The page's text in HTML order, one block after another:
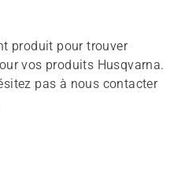
produit pour trouver
vos produits Husqvarna.
pas à nous contacter